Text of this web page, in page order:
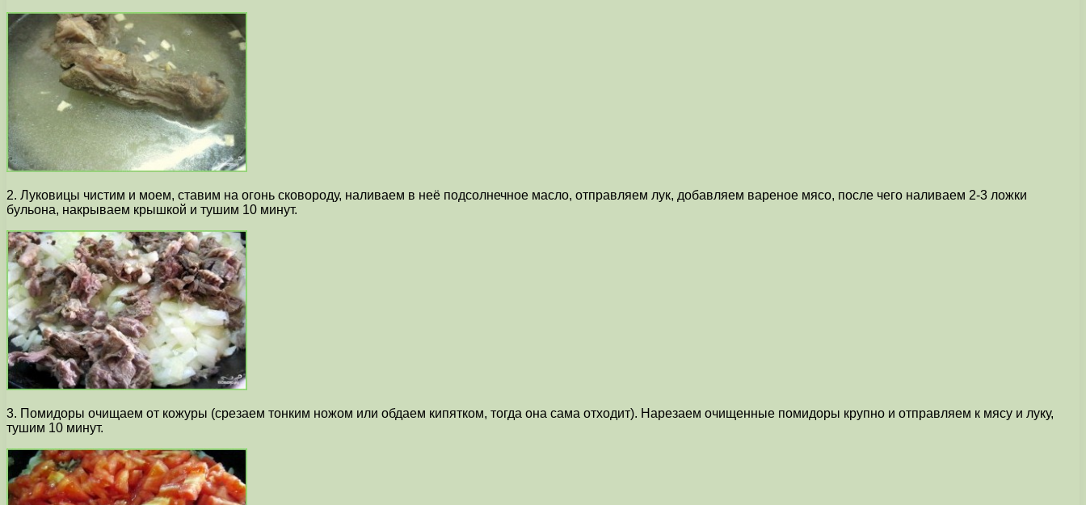
2. Луковицы чистим и моем, ставим на огонь сковороду, наливаем в неё подсолнечное масло, отправляем лук, добавляем вареное мясо, после чего наливаем 2-3 ложки
бульона, накрываем крышкой и тушим 10 минут.
3. Помидоры очищаем от кожуры (срезаем тонким ножом или обдаем кипятком, тогда она сама отходит). Нарезаем очищенные помидоры крупно и отправляем к мясу и луку,
тушим 10 минут.